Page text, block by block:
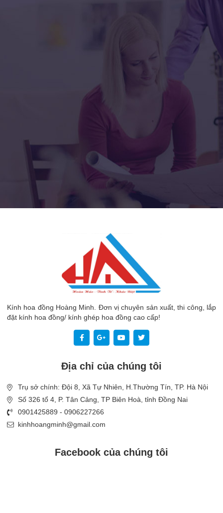
Kính hoa đồng Hoàng Minh. Đơn vị chuyên sản xuất, thi công, lắp
đặt kính hoa đồng/ kính ghép hoa đồng cao cấp!
Địa chỉ của chúng tôi
Trụ sở chính: Đội 8, Xã Tự Nhiên, H.Thường Tín, TP. Hà Nội
Số 326 tổ 4, P. Tân Cảng, TP Biên Hoà, tỉnh Đồng Nai
0901425889 - 0906227266
kinhhoangminh@gmail.com
Facebook của chúng tôi